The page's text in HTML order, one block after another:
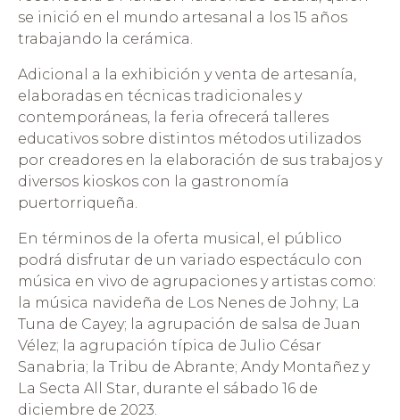
se inició en el mundo artesanal a los 15 años
trabajando la cerámica.
Adicional a la exhibición y venta de artesanía,
elaboradas en técnicas tradicionales y
contemporáneas, la feria ofrecerá talleres
educativos sobre distintos métodos utilizados
por creadores en la elaboración de sus trabajos y
diversos kioskos con la gastronomía
puertorriqueña.
En términos de la oferta musical, el público
podrá disfrutar de un variado espectáculo con
música en vivo de agrupaciones y artistas como:
la música navideña de Los Nenes de Johny; La
Tuna de Cayey; la agrupación de salsa de Juan
Vélez; la agrupación típica de Julio César
Sanabria; la Tribu de Abrante; Andy Montañez y
La Secta All Star, durante el sábado 16 de
diciembre de 2023.